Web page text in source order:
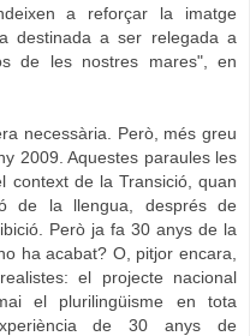
a reforçar la imatge
destinada a ser relegada a
de les nostres mares", en
necessària. Però, més greu
2009. Aquestes paraules les
context de la Transició, quan
de la llengua, després de
Però ja fa 30 anys de la
ha acabat? O, pitjor encara,
el projecte nacional
el plurilingüisme en tota
de 30 anys de